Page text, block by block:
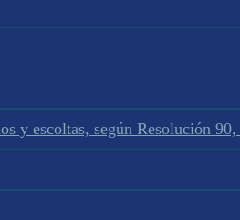
y escoltas, según Resolución